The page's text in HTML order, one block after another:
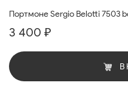
Портмоне Sergio Belotti 7503
3 400 ₽
В